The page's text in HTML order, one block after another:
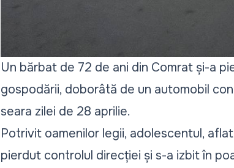
Un bărbat de 72 de ani din Comrat și-a
gospodării, doborâtă de un automobil
seara zilei de 28 aprilie.
Potrivit oamenilor legii, adolescentul,
pierdut controlul direcției și s-a izbit în